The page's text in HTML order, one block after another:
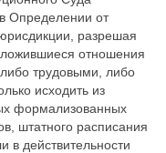
Определении от
разрешая
отношения
трудовыми, либо
исходить из
формализованных
штатного расписания
в действительности